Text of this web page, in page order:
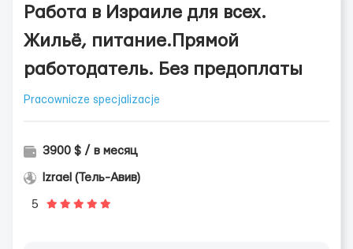
Работа в Израиле для всех.
Жильё, питание.Прямой
работодатель. Без предоплаты
Pracownicze specjalizacje
3900 $ / в месяц
Izrael (Тель-Авив)
5